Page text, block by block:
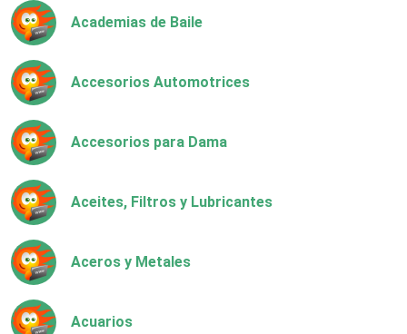
Academias de Baile
Accesorios Automotrices
Accesorios para Dama
Aceites, Filtros y Lubricantes
Aceros y Metales
Acuarios